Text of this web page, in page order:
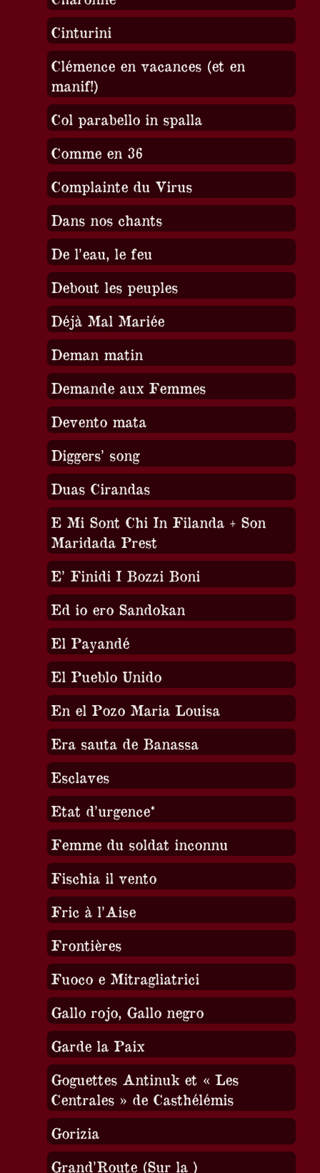
Cinturini
Clémence en vacances (et en
manif!)
Col parabello in spalla
Comme en 36
Complainte du Virus
Dans nos chants
De l’eau, le feu
Debout les peuples
Déjà Mal Mariée
Deman matin
Demande aux Femmes
Devento mata
Diggers’ song
Duas Cirandas
E Mi Sont Chi In Filanda + Son
Maridada Prest
E’ Finidi I Bozzi Boni
Ed io ero Sandokan
El Payandé
El Pueblo Unido
En el Pozo Maria Louisa
Era sauta de Banassa
Esclaves
Etat d’urgence*
Femme du soldat inconnu
Fischia il vento
Fric à l’Aise
Frontières
Fuoco e Mitragliatrici
Gallo rojo, Gallo negro
Garde la Paix
Goguettes Antinuk et « Les
Centrales » de Casthélémis
Gorizia
Grand’Route (Sur la )